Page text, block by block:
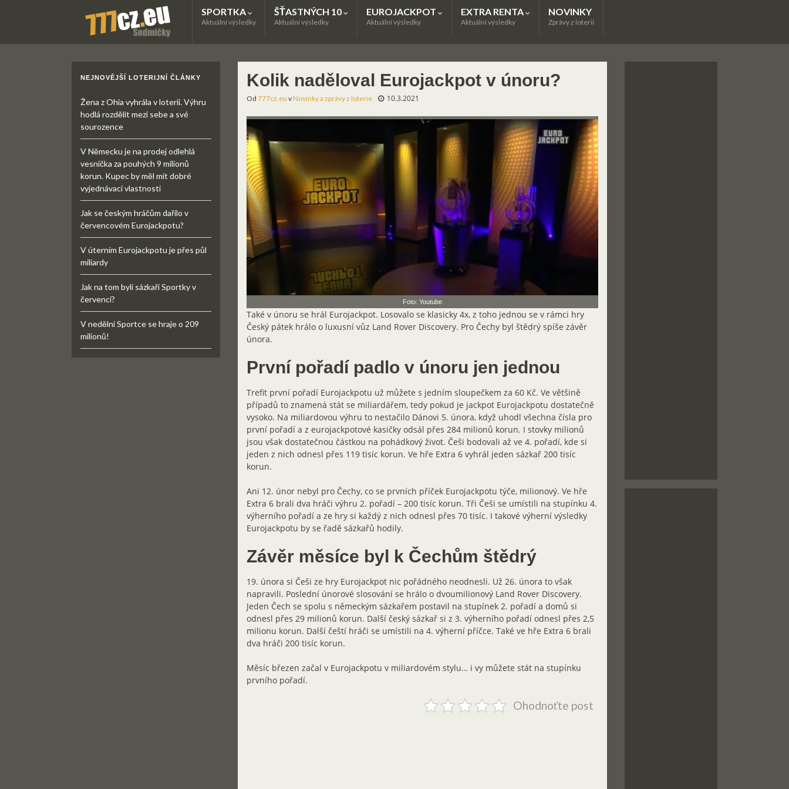
SPORTKA
Aktuální výsledky
ŠŤASTNÝCH 10
Aktuální výsledky
EUROJACKPOT
Aktuální výsledky
EXTRA RENTA
Aktuální výsledky
NOVINKY
Zprávy z loterií
Kolik naděloval Eurojackpot v únoru?
Od 777cz.eu vNovinky a zprávy z loterie 10.3.2021
Foto: Youtube
Také v únoru se hrál Eurojackpot. Losovalo se klasicky 4x, z toho jednou se v rámci hry
Český pátek hrálo o luxusní vůz Land Rover Discovery. Pro Čechy byl štědrý spíše závěr
února.
První pořadí padlo v únoru jen jednou
Trefit první pořadí Eurojackpotu už můžete s jedním sloupečkem za 60 Kč. Ve většině
případů to znamená stát se miliardářem, tedy pokud je jackpot Eurojackpotu dostatečně
vysoko. Na miliardovou výhru to nestačilo Dánovi 5. února, když uhodl všechna čísla pro
první pořadí a z eurojackpotové kasičky odsál přes 284 milionů korun. I stovky milionů
jsou však dostatečnou částkou na pohádkový život. Češi bodovali až ve 4. pořadí, kde si
jeden z nich odnesl přes 119 tisíc korun. Ve hře Extra 6 vyhrál jeden sázkař 200 tisíc
korun.
Ani 12. únor nebyl pro Čechy, co se prvních příček Eurojackpotu týče, milionový. Ve hře
Extra 6 brali dva hráči výhru 2. pořadí – 200 tisíc korun. Tři Češi se umístili na stupínku 4.
výherního pořadí a ze hry si každý z nich odnesl přes 70 tisíc. I takové výherní výsledky
Eurojackpotu by se řadě sázkařů hodily.
Závěr měsíce byl k Čechům štědrý
19. února si Češi ze hry Eurojackpot nic pořádného neodnesli. Už 26. února to však
napravili. Poslední únorové slosování se hrálo o dvoumilionový Land Rover Discovery.
Jeden Čech se spolu s německým sázkařem postavil na stupínek 2. pořadí a domů si
odnesl přes 29 milionů korun. Další český sázkař si z 3. výherního pořadí odnesl přes 2,5
milionu korun. Další čeští hráči se umístili na 4. výherní příčce. Také ve hře Extra 6 brali
dva hráči 200 tisíc korun.
Měsíc březen začal v Eurojackpotu v miliardovém stylu… i vy můžete stát na stupínku
prvního pořadí.
Ohodnoťte post
NEJNOVĚJŠÍ LOTERIJNÍ ČLÁNKY
Žena z Ohia vyhrála v loterii. Výhru
hodlá rozdělit mezi sebe a své
sourozence
V Německu je na prodej odlehlá
vesnička za pouhých 9 milionů
korun. Kupec by měl mít dobré
vyjednávací vlastnosti
Jak se českým hráčům dařilo v
červencovém Eurojackpotu?
V úterním Eurojackpotu je přes půl
miliardy
Jak na tom byli sázkaři Sportky v
červenci?
V nedělní Sportce se hraje o 209
milionů!